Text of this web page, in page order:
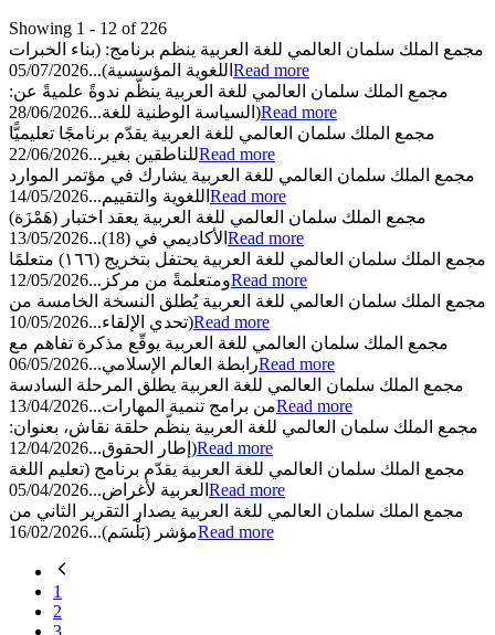
Showing 1 - 12 of 226
مجمع الملك سلمان العالمي للغة العربية ينظم برنامج: (بناء الخبرات
اللغوية المؤسسية)...05/07/2026
Read more
مجمع الملك سلمان العالمي للغة العربية ينظّم ندوةً علميةً عن:
(السياسة الوطنية للغة...28/06/2026
Read more
مجمع الملك سلمان العالمي للغة العربية يقدّم برنامجًا تعليميًّا
للناطقين بغير...22/06/2026
Read more
مجمع الملك سلمان العالمي للغة العربية يشارك في مؤتمر الموارد
اللغوية والتقييم...14/05/2026
Read more
مجمع الملك سلمان العالمي للغة العربية يعقد اختبار (هَمْزَة)
الأكاديمي في (18)...
13/05/2026
Read more
مجمع الملك سلمان العالمي للغة العربية يحتفل بتخريج (١٦٦) متعلمًا
ومتعلمةً من مركز...12/05/2026
Read more
مجمع الملك سلمان العالمي للغة العربية يُطلق النسخة الخامسة من
(تحدي الإلقاء...10/05/2026
Read more
مجمع الملك سلمان العالمي للغة العربية يوقّع مذكرة تفاهم مع
رابطة العالم الإسلامي...06/05/2026
Read more
مجمع الملك سلمان العالمي للغة العربية يطلق المرحلة السادسة
من برامج تنمية المهارات...13/04/2026
Read more
مجمع الملك سلمان العالمي للغة العربية ينظّم حلقة نقاش، بعنوان:
(إطار الحقوق...12/04/2026
Read more
مجمع الملك سلمان العالمي للغة العربية يقدّم برنامج (تعليم اللغة
العربية لأغراض...05/04/2026
Read more
مجمع الملك سلمان العالمي للغة العربية يصدار التقرير الثاني من
مؤشر (بَلْسَم)...16/02/2026 Read more
1
2